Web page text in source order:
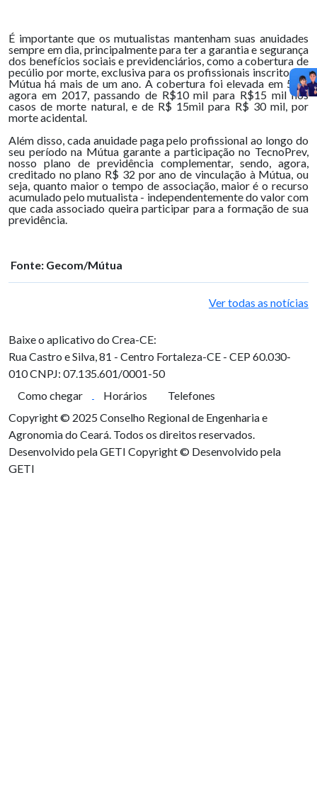
É importante que os mutualistas mantenham suas anuidades
sempre em dia, principalmente para ter a garantia e segurança
dos benefícios sociais e previdenciários, como a cobertura de
pecúlio por morte, exclusiva para os profissionais inscritos na
Mútua há mais de um ano. A cobertura foi elevada em 50%
agora em 2017, passando de R$10 mil para R$15 mil nos
casos de morte natural, e de R$ 15mil para R$ 30 mil, por
morte acidental.
Além disso, cada anuidade paga pelo profissional ao longo do
seu período na Mútua garante a participação no TecnoPrev,
nosso plano de previdência complementar, sendo, agora,
creditado no plano R$ 32 por ano de vinculação à Mútua, ou
seja, quanto maior o tempo de associação, maior é o recurso
acumulado pelo mutualista - independentemente do valor com
que cada associado queira participar para a formação de sua
previdência.
Fonte: Gecom/Mútua
Ver todas as notícias
Baixe o aplicativo do Crea-CE:
Rua Castro e Silva, 81 - Centro Fortaleza-CE - CEP 60.030-
010CNPJ: 07.135.601/0001-50
Como chegar
Horários
Telefones
Copyright © 2025 Conselho Regional de Engenharia e
Agronomia do Ceará. Todos os direitos reservados.
Desenvolvido pela GETI Copyright © Desenvolvido pela
GETI